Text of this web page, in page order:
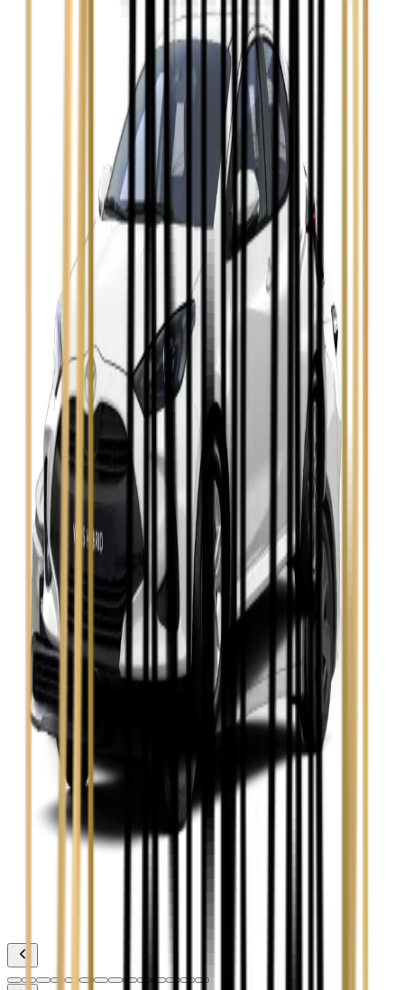
Opel Insignia
Seat Leon
Skoda Fabia
Zobacz
Skoda Kamiq
Zobacz
Skoda Octavia
Zobacz
Toyota Avensis
Zobacz
Toyota Camry
Zobacz
Toyota Corolla
Toyota Prius